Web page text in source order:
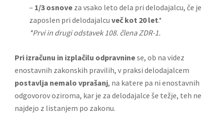
– 1/3 osnove za vsako leto dela pri delodajalcu, če je
zaposlen pri delodajalcu več kot 20 let.*
*Prvi in drugi odstavek 108. člena ZDR-1.
Pri izračunu in izplačilu odpravninese, ob na videz
enostavnih zakonskih pravilih, v praksi delodajalcem
postavlja nemalo vprašanj, na katere pa ni enostavnih
odgovorov oziroma, kar je za delodajalce še težje, teh ne
najdejo z listanjem po zakonu.